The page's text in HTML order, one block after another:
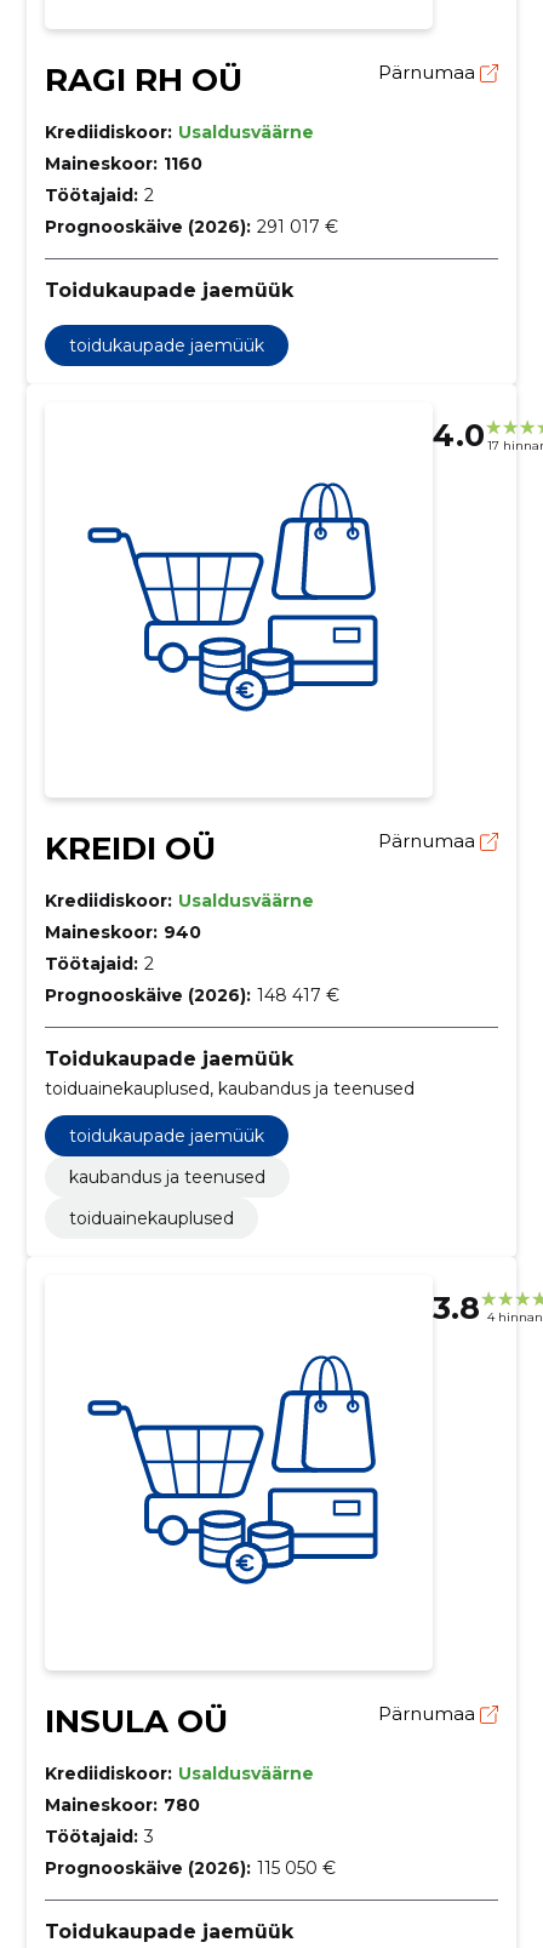
RAGI RH OÜ Pärnumaa
Krediidiskoor: Usaldusväärne
Maineskoor: 1160
Töötajaid: 2
Prognooskäive (2026): 291 017 €
Toidukaupade jaemüük
toidukaupade jaemüük
4.0 17
KREIDI OÜ Pärnumaa
Krediidiskoor: Usaldusväärne
Maineskoor: 940
Töötajaid: 2
Prognooskäive (2026): 148 417 €
Toidukaupade jaemüük
toiduainekauplused, kaubandus ja teenused
toidukaupade jaemüük
kaubandus ja teenused
toiduainekauplused
3.8 4
INSULA OÜ Pärnumaa
Krediidiskoor: Usaldusväärne
Maineskoor: 780
Töötajaid: 3
Prognooskäive (2026): 115 050 €
Toidukaupade jaemüük